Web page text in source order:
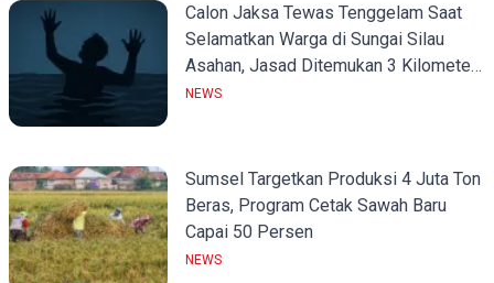
Calon Jaksa Tewas Tenggelam Saat
Selamatkan Warga di Sungai Silau
Asahan, Jasad Ditemukan 3 Kilometer
dari Lokasi
NEWS
Sumsel Targetkan Produksi 4 Juta Ton
Beras, Program Cetak Sawah Baru
Capai 50 Persen
NEWS